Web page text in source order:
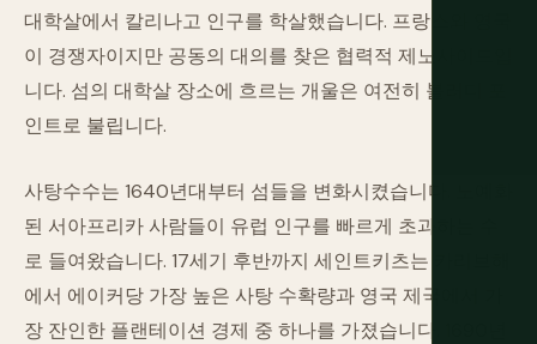
대학살에서 칼리나고 인구를 학살했습니다. 프랑스와 영국
이 경쟁자이지만 공동의 대의를 찾은 협력적 제노사이드입
니다. 섬의 대학살 장소에 흐르는 개울은 여전히 블러디 포
인트로 불립니다.
사탕수수는 1640년대부터 섬들을 변화시켰습니다. 노예화
된 서아프리카 사람들이 유럽 인구를 빠르게 초과하는 수
로 들여왔습니다. 17세기 후반까지 세인트키츠는 카리브해
에서 에이커당 가장 높은 사탕 수확량과 영국 제국에서 가
장 잔인한 플랜테이션 경제 중 하나를 가졌습니다. 1690년